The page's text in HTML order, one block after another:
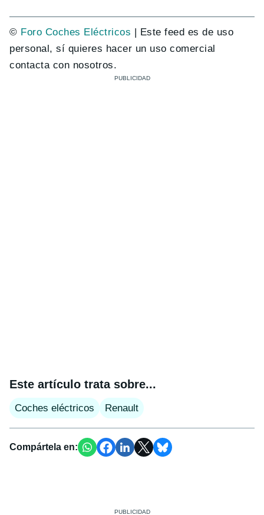
© Foro Coches Eléctricos | Este feed es de uso
personal, sí quieres hacer un uso comercial
contacta con nosotros.
Este artículo trata sobre...
Coches eléctricos Renault
Compártela en: